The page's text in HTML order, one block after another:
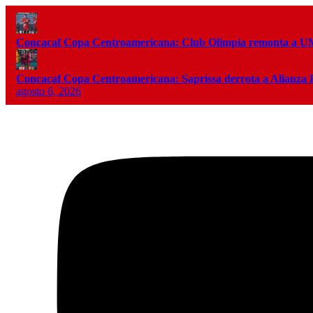
Concacaf Copa Centroamericana: Club Olimpia remonta a
Concacaf Copa Centroamericana: Saprissa derrota a Alianza
agosto 6, 2026